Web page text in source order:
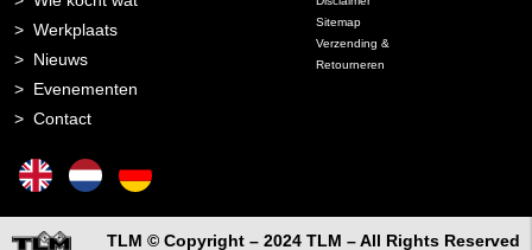
Werkplaats
Nieuws
Evenementen
Contact
Sitemap
Verzending &
Retourneren
TLM © Copyright – 2024 TLM – All Rights Reserved